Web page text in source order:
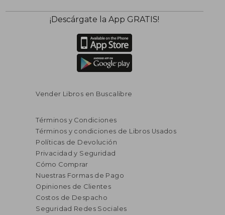
55% S/ 234,54
S/ 105,54
¡Descárgate la App GRATIS!
Vender Libros en Buscalibre
Términos y Condiciones
Términos y condiciones de Libros Usados
Políticas de Devolución
Privacidad y Seguridad
Cómo Comprar
Nuestras Formas de Pago
Opiniones de Clientes
Costos de Despacho
Seguridad Redes Sociales